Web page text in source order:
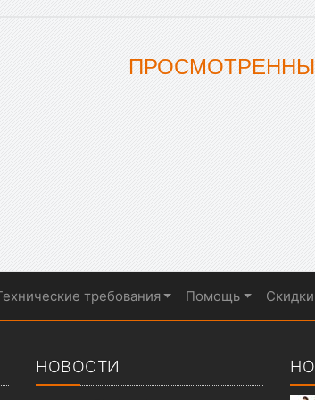
требования Помощь Скидки
НОВОСТИ